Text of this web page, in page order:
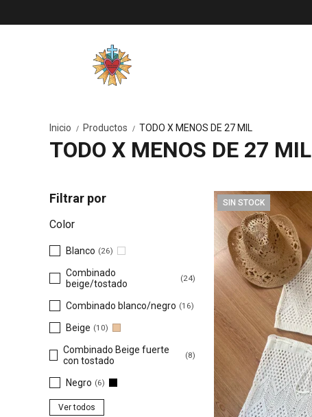
Inicio / Productos / TODO X MENOS DE 27 MIL
TODO X MENOS DE 27 MIL
Filtrar por
Color
Blanco (26)
Combinado
beige/tostado
(24)
Combinado blanco/negro (16)
Beige (10)
Combinado Beige fuerte
con tostado
(8)
Negro (6)
Ver todos
SIN STOCK